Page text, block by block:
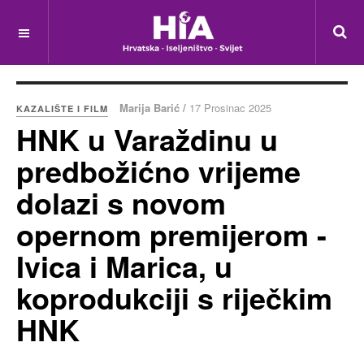
KAZALIŠTE I FILM Marija Barić / 17 Prosinac 2025
HNK u Varaždinu u
predbožićno vrijeme
dolazi s novom
opernom premijerom -
Ivica i Marica, u
koprodukciji s riječkim
HNK